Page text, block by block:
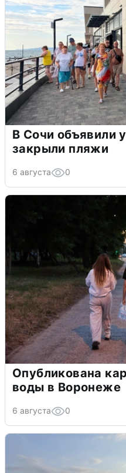
В Сочи объявили
закрыли пляжи
6 августа 0
Опубликована
воды в Воронеже
6 августа 0